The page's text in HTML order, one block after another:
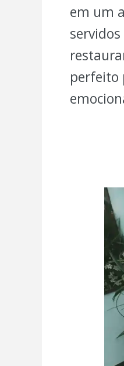
em um
perfeito
Itália